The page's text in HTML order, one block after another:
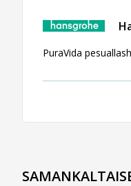
PuraVida